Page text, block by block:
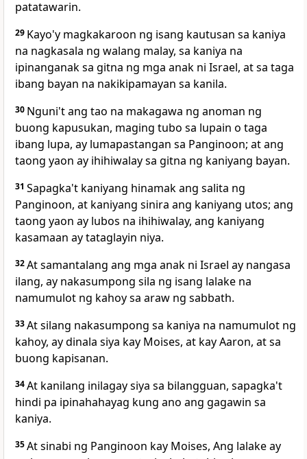
patatawarin.
29 Kayo'y magkakaroon ng isang kautusan sa kaniya
na nagkasala ng walang malay, sa kaniya na
ipinanganak sa gitna ng mga anak ni Israel, at sa taga
ibang bayan na nakikipamayan sa kanila.
30 Nguni't ang tao na makagawa ng anoman ng
buong kapusukan, maging tubo sa lupain o taga
ibang lupa, ay lumapastangan sa Panginoon; at ang
taong yaon ay ihihiwalay sa gitna ng kaniyang bayan.
31 Sapagka't kaniyang hinamak ang salita ng
Panginoon, at kaniyang sinira ang kaniyang utos; ang
taong yaon ay lubos na ihihiwalay, ang kaniyang
kasamaan ay tataglayin niya.
32At samantalang ang mga anak ni Israel ay nangasa
ilang, ay nakasumpong sila ng isang lalake na
namumulot ng kahoy sa araw ng sabbath.
33At silang nakasumpong sa kaniya na namumulot ng
kahoy, ay dinala siya kay Moises, at kay Aaron, at sa
buong kapisanan.
34At kanilang inilagay siya sa bilangguan, sapagka't
hindi pa ipinahahayag kung ano ang gagawin sa
kaniya.
35At sinabi ng Panginoon kay Moises, Ang lalake ay